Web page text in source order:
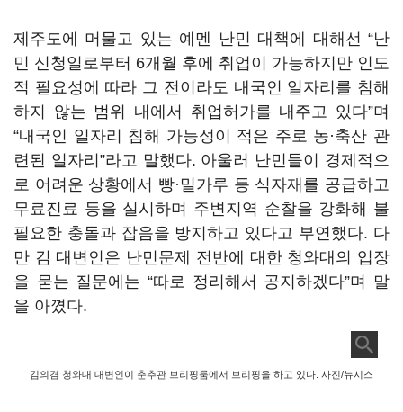
제주도에 머물고 있는 예멘 난민 대책에 대해선 “난
민 신청일로부터 6개월 후에 취업이 가능하지만 인도
적 필요성에 따라 그 전이라도 내국인 일자리를 침해
하지 않는 범위 내에서 취업허가를 내주고 있다”며
“내국인 일자리 침해 가능성이 적은 주로 농·축산 관
련된 일자리”라고 말했다. 아울러 난민들이 경제적으
로 어려운 상황에서 빵·밀가루 등 식자재를 공급하고
무료진료 등을 실시하며 주변지역 순찰을 강화해 불
필요한 충돌과 잡음을 방지하고 있다고 부연했다. 다
만 김 대변인은 난민문제 전반에 대한 청와대의 입장
을 묻는 질문에는 “따로 정리해서 공지하겠다”며 말
을 아꼈다.
김의겸 청와대 대변인이 춘추관 브리핑룸에서 브리핑을 하고 있다. 사진/뉴시스